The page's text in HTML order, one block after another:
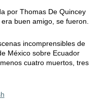
por Thomas De Quincey
buen amigo, se fueron.
incomprensibles de
México sobre Ecuador
cuatro muertos, tres